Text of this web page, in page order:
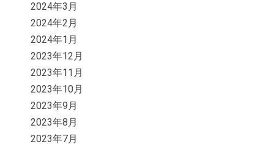
2024年3月
2024年2月
2024年1月
2023年12月
2023年11月
2023年10月
2023年9月
2023年8月
2023年7月